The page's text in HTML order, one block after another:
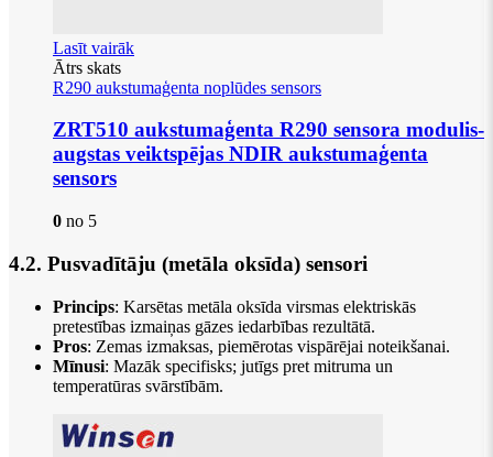
Lasīt vairāk
Ātrs skats
R290 aukstumaģenta noplūdes sensors
ZRT510 aukstumaģenta R290 sensora modulis-
augstas veiktspējas NDIR aukstumaģenta
sensors
0 no 5
4.2. Pusvadītāju (metāla oksīda) sensori
Princips: Karsētas metāla oksīda virsmas elektriskās
pretestības izmaiņas gāzes iedarbības rezultātā.
Pros: Zemas izmaksas, piemērotas vispārējai noteikšanai.
Mīnusi: Mazāk specifisks; jutīgs pret mitruma un
temperatūras svārstībām.